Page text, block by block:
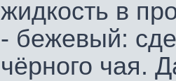
жидкость в
- бежевый:
чёрного чая.